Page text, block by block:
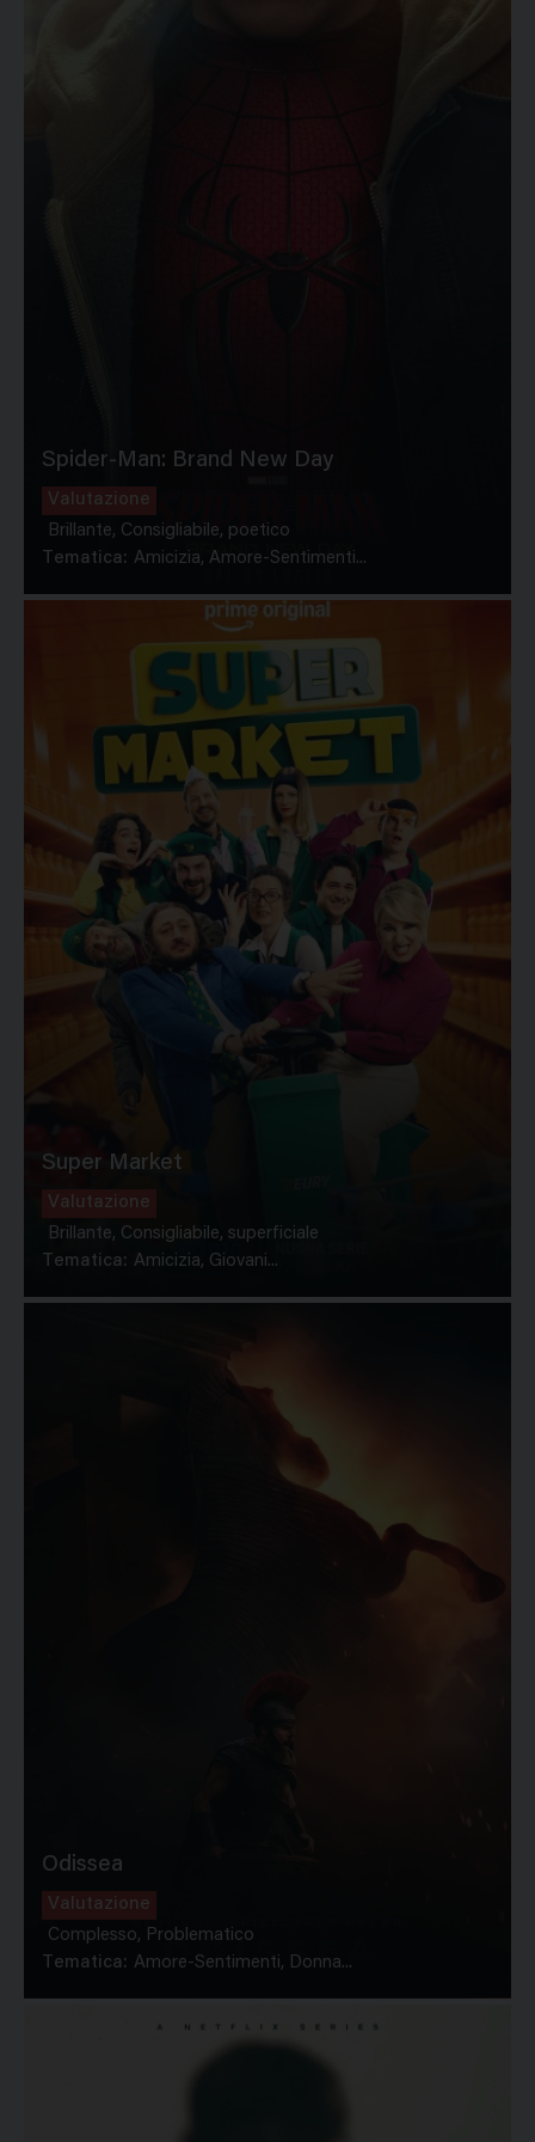
Spider-Man: Brand New Day
Valutazione
Brillante, Consigliabile, poetico
Tematica: Amicizia, Amore-Sentimenti...
Super Market
Valutazione
Brillante, Consigliabile, superficiale
Tematica: Amicizia, Giovani...
Odissea
Valutazione
Complesso, Problematico
Tematica: Amore-Sentimenti, Donna...